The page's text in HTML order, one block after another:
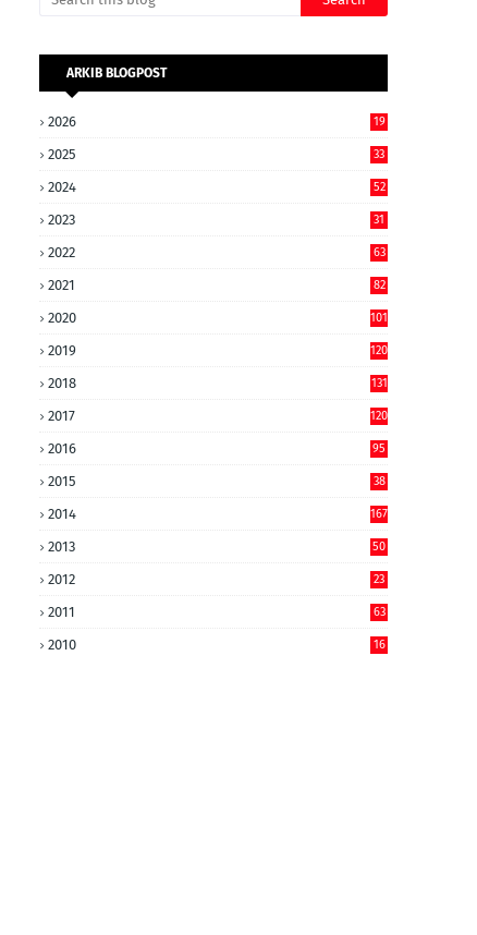
ARKIB BLOGPOST
2026 19
2025 33
2024 52
2023 31
2022 63
2021 82
2020 101
2019 120
2018 131
2017 120
2016 95
2015 38
2014 167
2013 50
2012 23
2011 63
2010 16